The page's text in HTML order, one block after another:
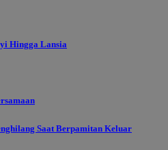
Hingga Lansia
Saat Berpamitan Keluar